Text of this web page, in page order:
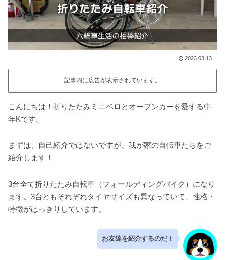
2023.03.13
記事内に広告が表示されています。
こんにちは！折りたたみミニベロとオープンカーを愛する中
年Kです。
まずは、自己紹介ではないですが、我が家の自転車たちをご
紹介します！
3台全て折りたたみ自転車（フォールディングバイク）になり
ます。3台ともそれぞれタイヤサイズも異なっていて、性格・
特徴がはっきりしています。
お友達を紹介するのだ！